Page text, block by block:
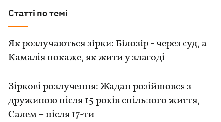
Статті по темі
Як розлучаються зірки: Білозір - через суд, а
Камалія покаже, як жити у злагоді
Зіркові розлучення: Жадан розійшовся з
дружиною після 15 років спільного життя,
Салем – після 17-ти